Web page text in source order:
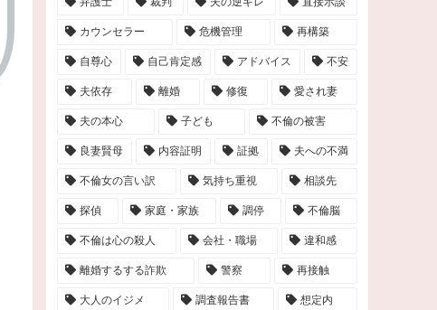
カウンセラー 危機管理 再構築
自尊心 自己肯定感 アドバイス 不安
夫依存 離婚 修復 愛され妻
夫の本心 子ども 不倫の被害
良妻賢母 内容証明 証拠 夫への不満
不倫女の言い訳 気持ち重視 相談先
探偵 家庭・家族 調停 不倫脳
不倫は心の殺人 会社・職場 違和感
離婚するする詐欺 警察 再接触
大人のイジメ 調査報告書 想定内